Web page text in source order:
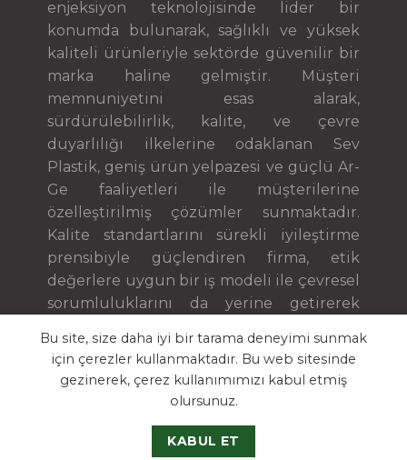
enjeksiyon teknolojisinde lider bir
konumda bulunarak, sağlıklı ve yüksek
kaliteli ürünleriyle sektörde güvenilir bir
marka haline gelmiştir. Müşteri
memnuniyetini esas alarak,
sürdürülebilirlik, kalite, ve çevre
duyarlılığı ilkelerine odaklanan Sev
Plastik, geniş ürün yelpazesi ve güçlü Ar-
Ge faaliyetleri ile müşterilerine
özelleştirilmiş çözümler sunmaktadır.
Kalite standartlarını sürekli iyileştirme
prensibiyle güçlendiren firma, etik
değerlere uygun bir iş modeli ile çevresel
sorumluluklarını da yerine getirerek
TAZ Medya | Tüm Hakları Saklıdır.
Bu site, size daha iyi bir tarama deneyimi sunmak
için çerezler kullanmaktadır. Bu web sitesinde
gezinerek, çerez kullanımımızı kabul etmiş
olursunuz.
KABUL ET